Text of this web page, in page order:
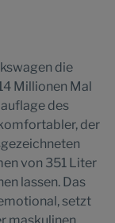
die
Millionen Mal
des
der
von 351 Liter
lassen. Das
setzt